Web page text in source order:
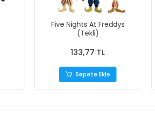
Five Nights At Freddys
(Tekli)
133,77 TL
Sepete Ekle